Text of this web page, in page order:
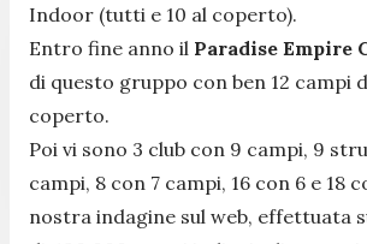
Indoor (tutti e 10 al coperto).
Entro fine anno il Paradise Empire
di questo gruppo con ben 12 campi
coperto.
Poi vi sono 3 club con 9 campi, 9
campi, 8 con 7 campi, 16 con 6 e 18
nostra indagine sul web, effettuata